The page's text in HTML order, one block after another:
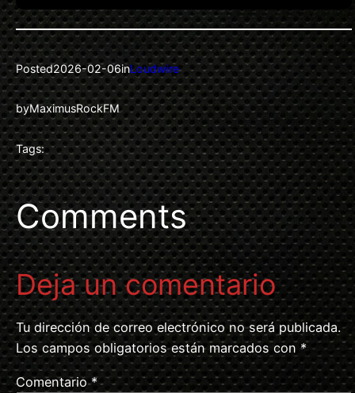
Posted2026-02-06inLoudwire
byMaximusRockFM
Tags:
Comments
Deja un comentario
Tu dirección de correo electrónico no será publicada.
Los campos obligatorios están marcados con *
Comentario*